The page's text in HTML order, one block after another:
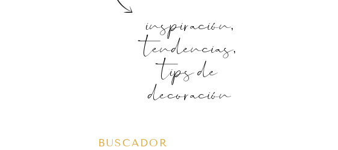
inspiración,
tendencias,
tips de
decoración
BUSCADOR